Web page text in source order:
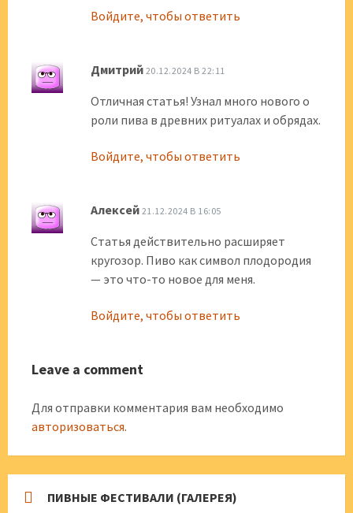
Войдите, чтобы ответить
Дмитрий 20.12.2024 В 22:11
Отличная статья! Узнал много нового о
роли пива в древних ритуалах и обрядах.
Войдите, чтобы ответить
Алексей 21.12.2024 В 16:05
Статья действительно расширяет
кругозор. Пиво как символ плодородия
— это что-то новое для меня.
Войдите, чтобы ответить
Leave a comment
Для отправки комментария вам необходимо
авторизоваться.
ПИВНЫЕ ФЕСТИВАЛИ (ГАЛЕРЕЯ)